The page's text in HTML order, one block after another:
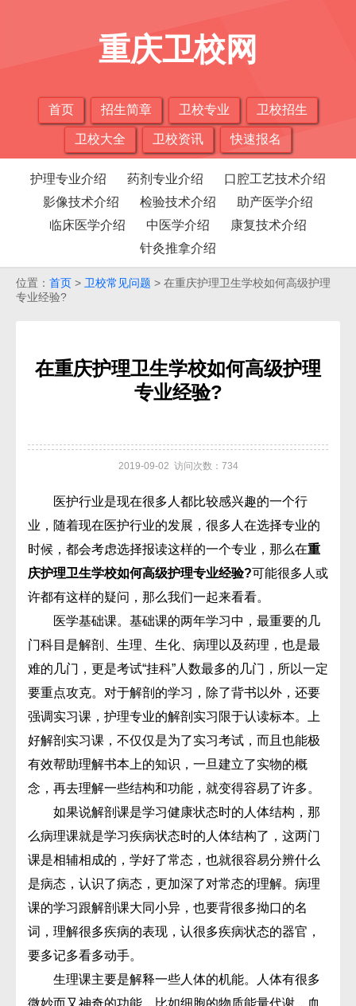
重庆卫校网
首页 招生简章 卫校专业 卫校招生
卫校大全 卫校资讯 快速报名
护理专业介绍 药剂专业介绍
口腔工艺技术介绍
影像技术介绍
检验技术介绍
助产医学介绍
临床医学介绍
中医学介绍
康复技术介绍
针灸推拿介绍
位置： 首页 > 卫校常见问题 > 在重庆护理卫生学校如何高级护理
专业经验?
在重庆护理卫生学校如何高级护理
专业经验?
2019-09-02 访问次数：734
医护行业是现在很多人都比较感兴趣的一个行
业，随着现在医护行业的发展，很多人在选择专业的
时候，都会考虑选择报读这样的一个专业，那么在重
庆护理卫生学校如何高级护理专业经验?可能很多人或
许都有这样的疑问，那么我们一起来看看。
医学基础课。基础课的两年学习中，最重要的几
门科目是解剖、生理、生化、病理以及药理，也是最
难的几门，更是考试“挂科”人数最多的几门，所以一定
要重点攻克。对于解剖的学习，除了背书以外，还要
强调实习课，护理专业的解剖实习限于认读标本。上
好解剖实习课，不仅仅是为了实习考试，而且也能极
有效帮助理解书本上的知识，一旦建立了实物的概
念，再去理解一些结构和功能，就变得容易了许多。
如果说解剖课是学习健康状态时的人体结构，那
么病理课就是学习疾病状态时的人体结构了，这两门
课是相辅相成的，学好了常态，也就很容易分辨什么
是病态，认识了病态，更加深了对常态的理解。病理
课的学习跟解剖课大同小异，也要背很多拗口的名
词，理解很多疾病的表现，认很多疾病状态的器官，
要多记多看多动手。
生理课主要是解释一些人体的机能。人体有很多
微妙而又神奇的功能，比如细胞的物质能量代谢，血